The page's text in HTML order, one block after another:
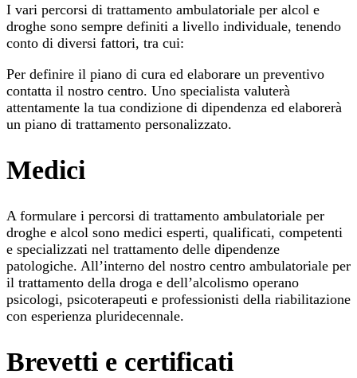
I vari percorsi di trattamento ambulatoriale per alcol e
droghe sono sempre definiti a livello individuale, tenendo
conto di diversi fattori, tra cui:
Per definire il piano di cura ed elaborare un preventivo
contatta il nostro centro. Uno specialista valuterà
attentamente la tua condizione di dipendenza ed elaborerà
un piano di trattamento personalizzato.
Medici
A formulare i percorsi di trattamento ambulatoriale per
droghe e alcol sono medici esperti, qualificati, competenti
e specializzati nel trattamento delle dipendenze
patologiche. All’interno del nostro centro ambulatoriale per
il trattamento della droga e dell’alcolismo operano
psicologi, psicoterapeuti e professionisti della riabilitazione
con esperienza pluridecennale.
Brevetti e certificati